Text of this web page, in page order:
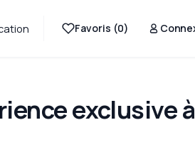
Favoris (0)
exclusive